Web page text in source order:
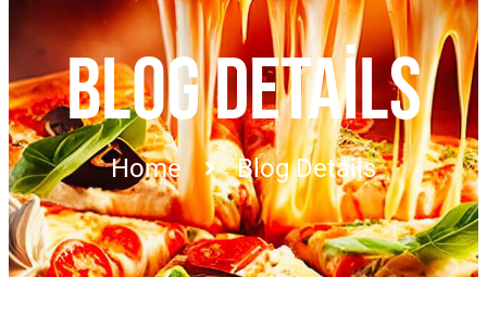
BLOG DETAILS
Home Blog Details